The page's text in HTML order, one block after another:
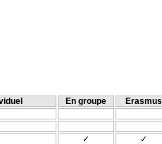
En groupe
Erasmus
✓
✓